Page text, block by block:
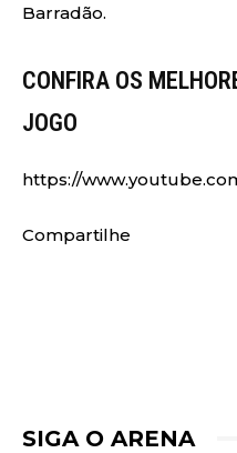
Barradão.
CONFIRA OS
JOGO
https://
Compartilhe
SIGA O ARENA